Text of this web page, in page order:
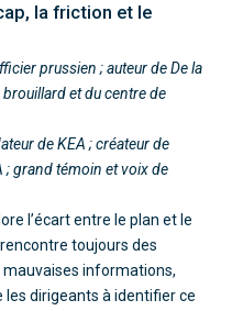
la friction et le
prussien ; auteur de De la
et du centre de
de KEA ; créateur de
; grand témoin et voix de
l’écart entre le plan et le
toujours des
informations,
les dirigeants à identifier ce